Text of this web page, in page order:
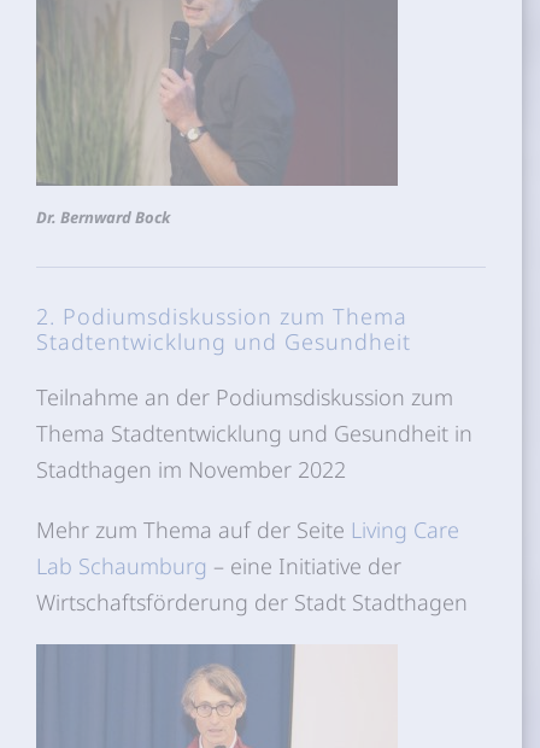
Dr. Bernward Bock
2. Podiumsdiskussion zum Thema
Stadtentwicklung und Gesundheit
Teilnahme an der Podiumsdiskussion zum
Thema Stadtentwicklung und Gesundheit in
Stadthagen im November 2022
Mehr zum Thema auf der Seite Living Care
Lab Schaumburg – eine Initiative der
Wirtschaftsförderung der Stadt Stadthagen